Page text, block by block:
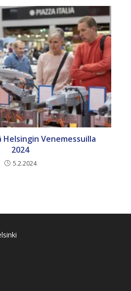
Venemessuilla
2024
5.2.2024